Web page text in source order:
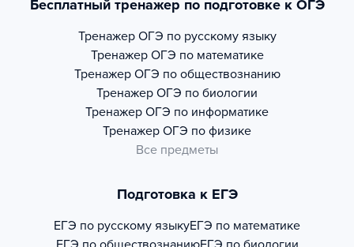
Бесплатный тренажер по подготовке к ОГЭ
Тренажер ОГЭ по русскому языку
Тренажер ОГЭ по математике
Тренажер ОГЭ по обществознанию
Тренажер ОГЭ по биологии
Тренажер ОГЭ по информатике
Тренажер ОГЭ по физике
Все предметы
Подготовка к ЕГЭ
ЕГЭ по русскому языкуЕГЭ по математике